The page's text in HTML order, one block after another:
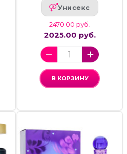
Унисекс
2470.00 руб.
2025.00 руб.
В КОРЗИНУ